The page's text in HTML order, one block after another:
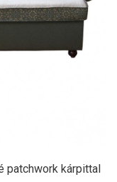
patchwork kárpittal